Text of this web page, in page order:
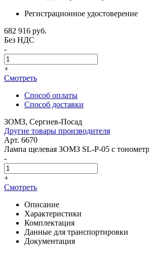
Регистрационное удостоверение
682 916 руб.
Без НДС
-
+
Смотреть
Способ оплаты
Способ доставки
ЗОМЗ, Сергиев-Посад
Другие товары производителя
Арт. 6670
Лампа щелевая ЗОМЗ SL-P-05 с
-
+
Смотреть
Описание
Характеристики
Комплектация
Данные для транспортировки
Документация